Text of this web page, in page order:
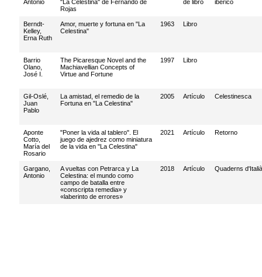
Antonio
"La Celestina" de Fernando de
Rojas
de libro
ibérico
Berndt-
Kelley,
Erna Ruth
Amor, muerte y fortuna en "La
Celestina"
1963 Libro
Barrio
Olano,
José I.
The Picaresque Novel and the
Machiavellian Concepts of
Virtue and Fortune
1997 Libro
Gil-Oslé,
Juan
Pablo
La amistad, el remedio de la
Fortuna en "La Celestina"
2005 Artículo Celestinesca
Aponte
Cotto,
María del
Rosario
"Poner la vida al tablero". El
juego de ajedrez como miniatura
de la vida en "La Celestina"
2021 Artículo Retorno
Gargano,
Antonio
A vueltas con Petrarca y La
Celestina: el mundo como
campo de batalla entre
«conscripta remedia» y
«laberinto de errores»
2018 Artículo Quaderns d'Italià